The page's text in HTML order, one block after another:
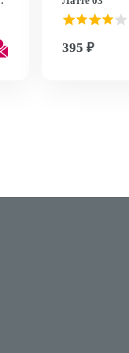
395 ₽